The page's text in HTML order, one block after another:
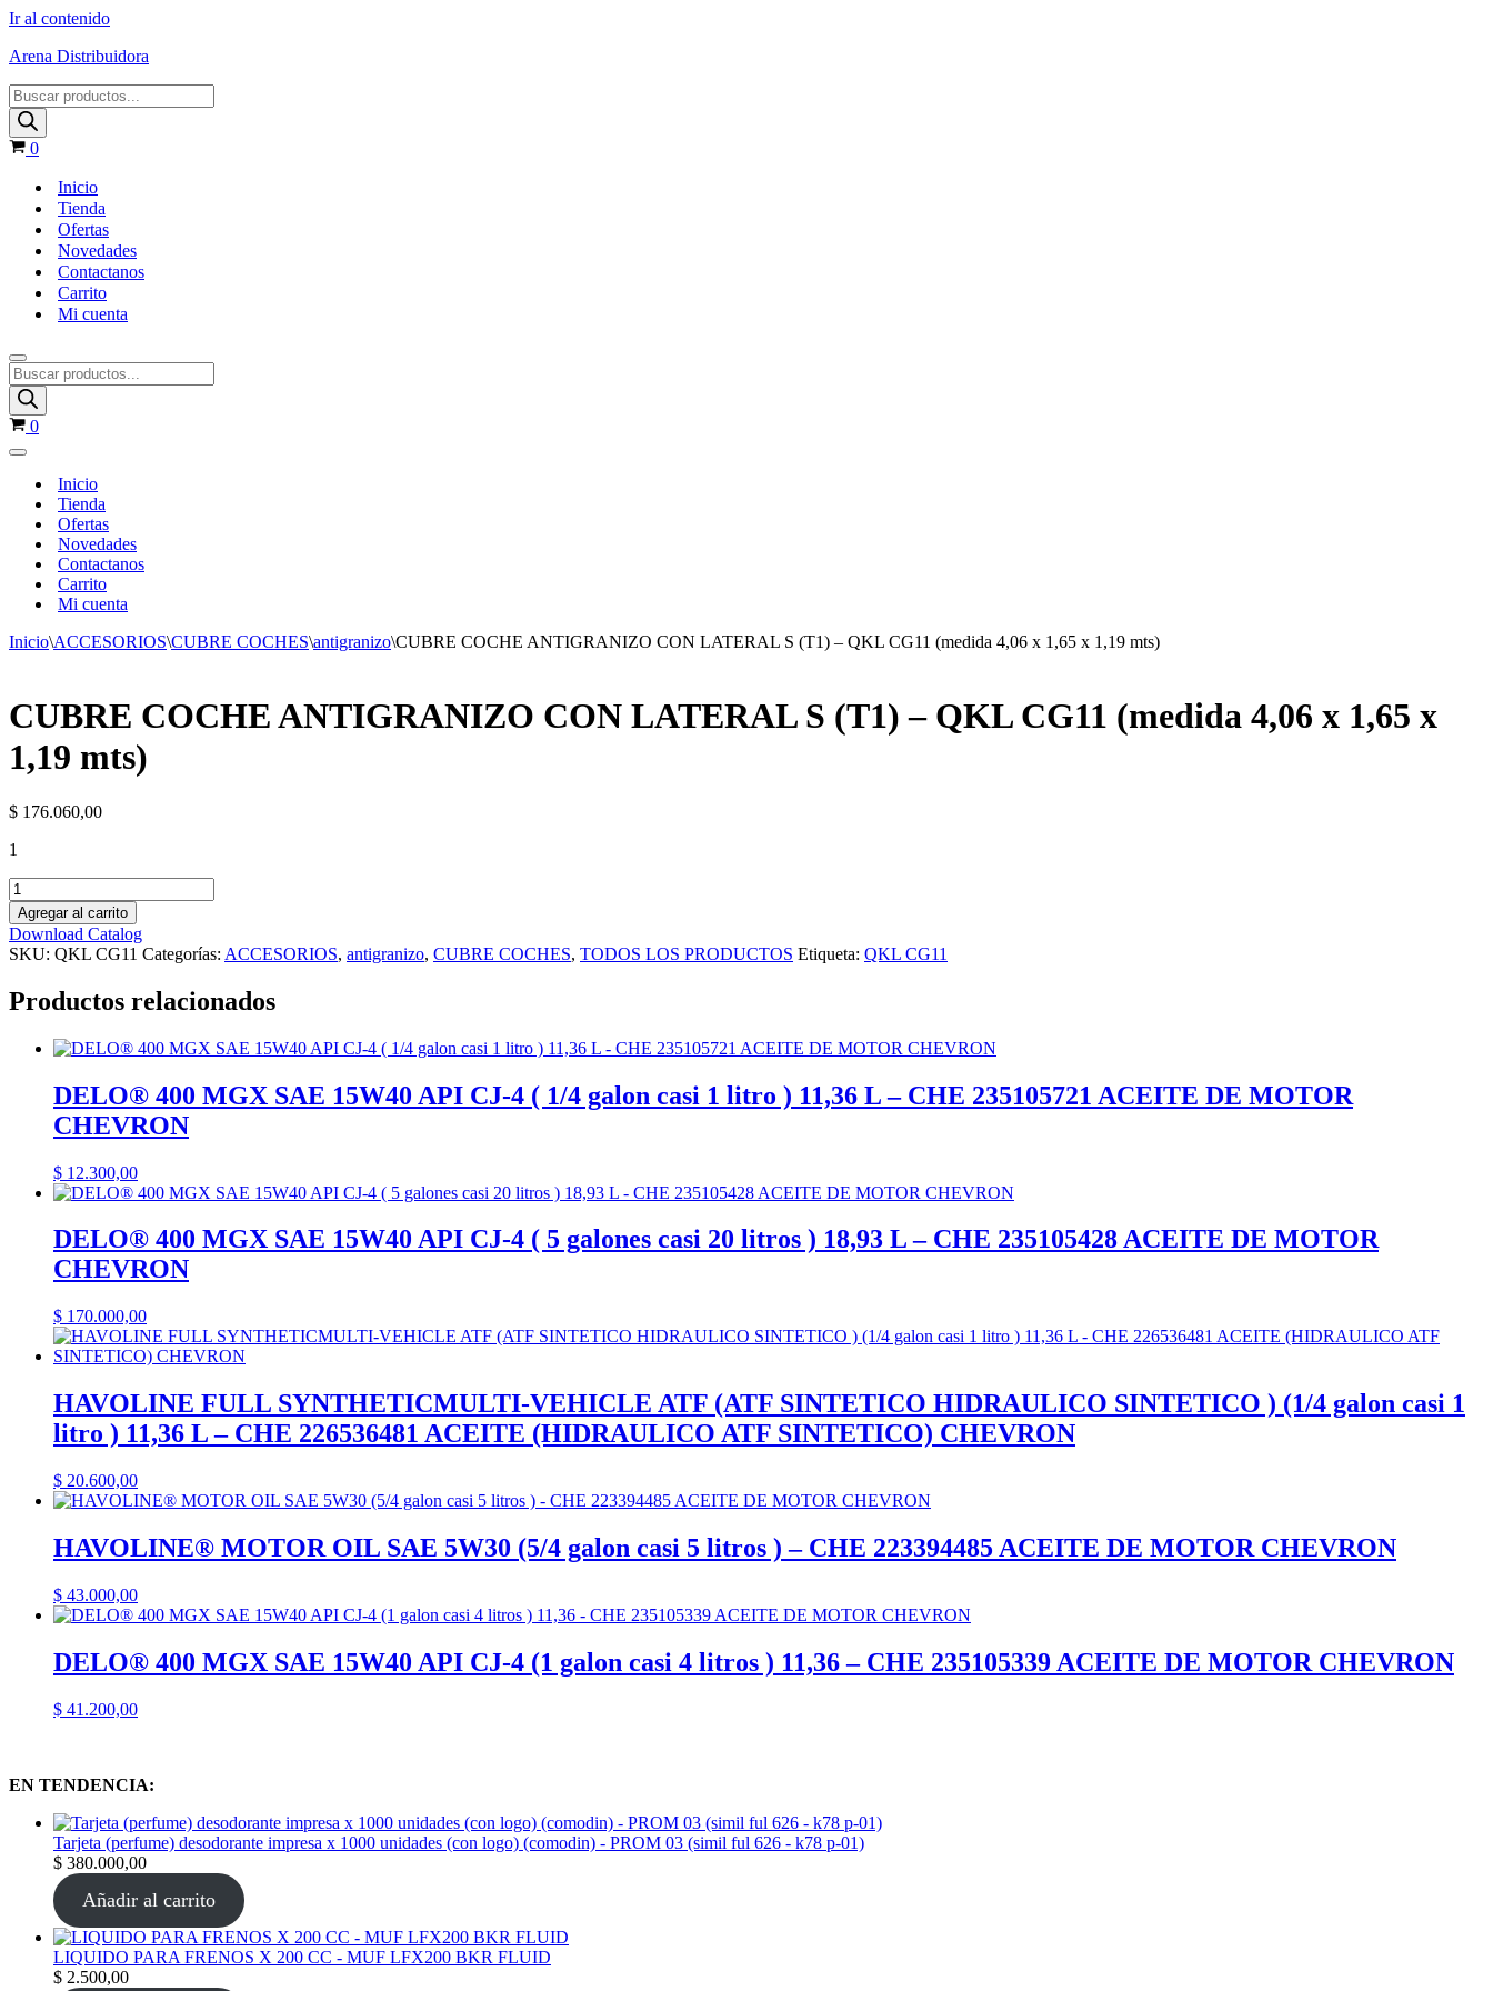
Ir al contenido
Arena Distribuidora
Products
search
Carrito
0
Inicio
Tienda
Ofertas
Novedades
Contactanos
Carrito
Mi cuenta
Menú
de
navegación
Products
search
Carrito
0
Menú
navegación
Inicio
Tienda
Ofertas
Novedades
Contactanos
Carrito
Mi cuenta
Inicio\ACCESORIOS\CUBRE COCHES\antigranizo\CUBRE COCHE ANTIGRANIZO CON LATERAL S (T1) – QKL CG11 (medida 4,06 x 1,65 x 1,19 mts)
CUBRE COCHE ANTIGRANIZO CON LATERAL S (T1) – QKL CG11 (medida 4,06 x 1,65 x
1,19 mts)
$ 176.060,00
1
CUBRE
COCHE
ANTIGRANIZO
CON
LATERAL
(T1)
QKL
(medida
cantidad
Agregar al carrito
Download Catalog
SKU: QKL CG11 Categorías: ACCESORIOS, antigranizo, CUBRE COCHES, TODOS LOS PRODUCTOS Etiqueta: QKL CG11
Productos relacionados
DELO® 400 MGX SAE 15W40 API CJ-4 ( 1/4 galon casi 1 litro ) 11,36 L – CHE 235105721 ACEITE DE MOTOR
CHEVRON
$ 12.300,00
DELO® 400 MGX SAE 15W40 API CJ-4 ( 5 galones casi 20 litros ) 18,93 L – CHE 235105428 ACEITE DE MOTOR
CHEVRON
$ 170.000,00
HAVOLINE FULL SYNTHETICMULTI-VEHICLE ATF (ATF SINTETICO HIDRAULICO SINTETICO ) (1/4 galon casi 1
litro ) 11,36 L – CHE 226536481 ACEITE (HIDRAULICO ATF SINTETICO) CHEVRON
$ 20.600,00
HAVOLINE® MOTOR OIL SAE 5W30 (5/4 galon casi 5 litros ) – CHE 223394485 ACEITE DE MOTOR CHEVRON
$ 43.000,00
DELO® 400 MGX SAE 15W40 API CJ-4 (1 galon casi 4 litros ) 11,36 – CHE 235105339 ACEITE DE MOTOR CHEVRON
$ 41.200,00
EN TENDENCIA:
Tarjeta (perfume) desodorante impresa x 1000 unidades (con logo) (comodin) - PROM 03 (simil ful 626 - k78 p-01)
$ 380.000,00
Añadir al carrito
LIQUIDO PARA FRENOS X 200 CC - MUF LFX200 BKR FLUID
$ 2.500,00